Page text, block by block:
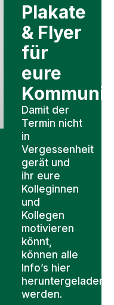
Plakate
& Flyer
für
eure
Damit der
Termin nicht
in
Vergessenheit
gerät und
ihr eure
Kolleginnen
und
Kollegen
motivieren
könnt,
können alle
Info’s hier
heruntergeladen
werden.